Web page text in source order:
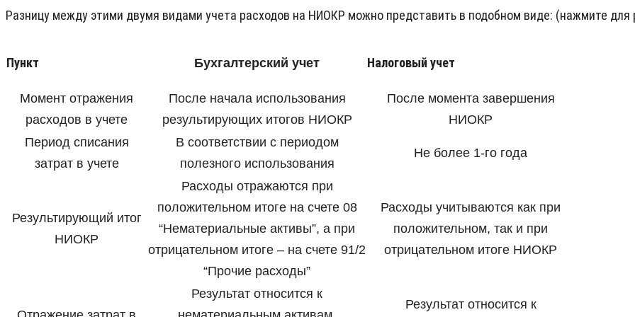
Разницу между этими двумя видами учета расходов на НИОКР можно представить в подобном виде: (нажмите для
Пункт Бухгалтерский учет Налоговый учет
Момент отражения
расходов в учете
После начала использования
результирующих итогов НИОКР
После момента завершения
НИОКР
Период списания
затрат в учете
В соответствии с периодом
полезного использования
Не более 1-го года
Результирующий итог
НИОКР
Расходы отражаются при
положительном итоге на счете 08
“Нематериальные активы”, а при
отрицательном итоге – на счете 91/2
“Прочие расходы”
Расходы учитываются как при
положительном, так и при
отрицательном итоге НИОКР
Результат относится к
Результат относится к